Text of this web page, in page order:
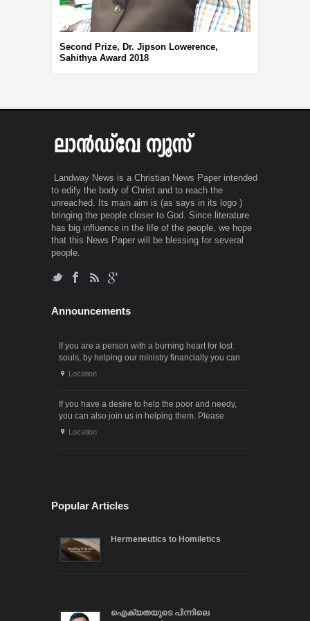
Second Prize, Dr. Jipson Lowerence,
Sahithya Award 2018
Landway News is a Christian News Paper intended
to edify the body of Christ and to reach the
unreached. Its main aim is (as says in its logo )
bringing the people closer to God. Since literature
has big influence in the life of the people, we hope
that this News Paper will be blessing for several
people.
Announcements
If you are a person with a burning heart for lost
souls, by helping our ministry financially you can
also participate in the ministry of winning souls for
Location
If you have a desire to help the poor and needy,
you can also join us in helping them. Please
contact us through the following phone numbers.x .
Location
Popular Articles
Hermeneutics to Homiletics
ഐക്യതയുടെ പിന്നിലെ